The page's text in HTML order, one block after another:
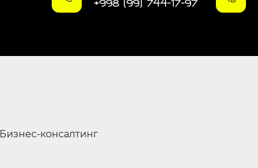
+998 (99) 744-17-97
Бизнес-консалтинг